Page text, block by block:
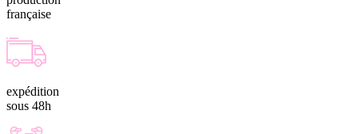
française
expédition
sous 48h